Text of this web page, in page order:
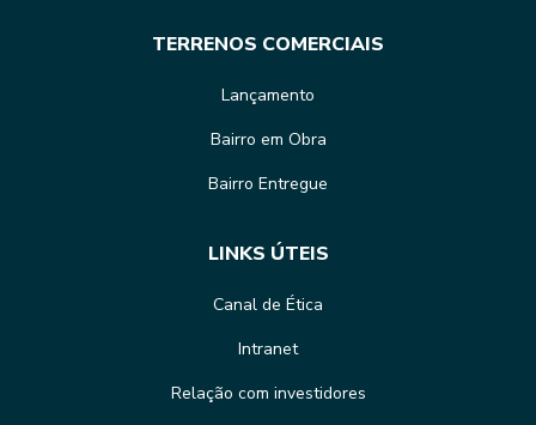
TERRENOS COMERCIAIS
Lançamento
Bairro em Obra
Bairro Entregue
LINKS ÚTEIS
Canal de Ética
Intranet
Relação com investidores